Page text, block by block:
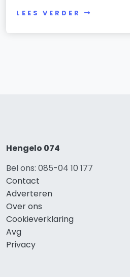
LEES VERDER
Hengelo 074
Bel ons: 085-04 10 177
Contact
Adverteren
Over ons
Cookieverklaring
Avg
Privacy